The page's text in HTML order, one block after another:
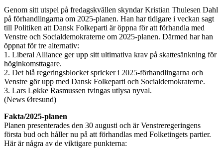
Genom sitt utspel på fredagskvällen skyndar Kristian Thulesen Dahl
på förhandlingarna om 2025-planen. Han har tidigare i veckan sagt
till Politiken att Dansk Folkeparti är öppna för att förhandla med
Venstre och Socialdemokraterne om 2025-planen. Därmed har han
öppnat för tre alternativ:
1. Liberal Alliance ger upp sitt ultimativa krav på skattesänkning för
höginkomsttagare.
2. Det blå regeringsblocket spricker i 2025-förhandlingarna och
Venstre gör upp med Dansk Folkeparti och Socialdemokraterne.
3. Lars Løkke Rasmussen tvingas utlysa nyval.
(News Øresund)
Fakta/2025-planen
Planen presenterades den 30 augusti och är Venstreregeringens
första bud och håller nu på att förhandlas med Folketingets partier.
Här är några av de viktigare punkterna: